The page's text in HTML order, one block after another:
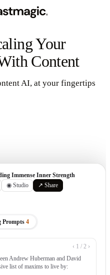
Your
Content
AI, at your fingertips
Immense Inner Strength
◉ Studio
Prompts
list of maxims to live by: